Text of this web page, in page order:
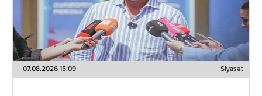
07.08.2026 15:09 Siyasət